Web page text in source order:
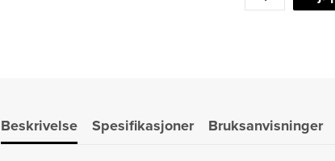
Beskrivelse Spesifikasjoner Bruksanvisninger